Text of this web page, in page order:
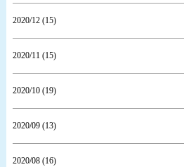
2020/12 (15)
2020/11 (15)
2020/10 (19)
2020/09 (13)
2020/08 (16)